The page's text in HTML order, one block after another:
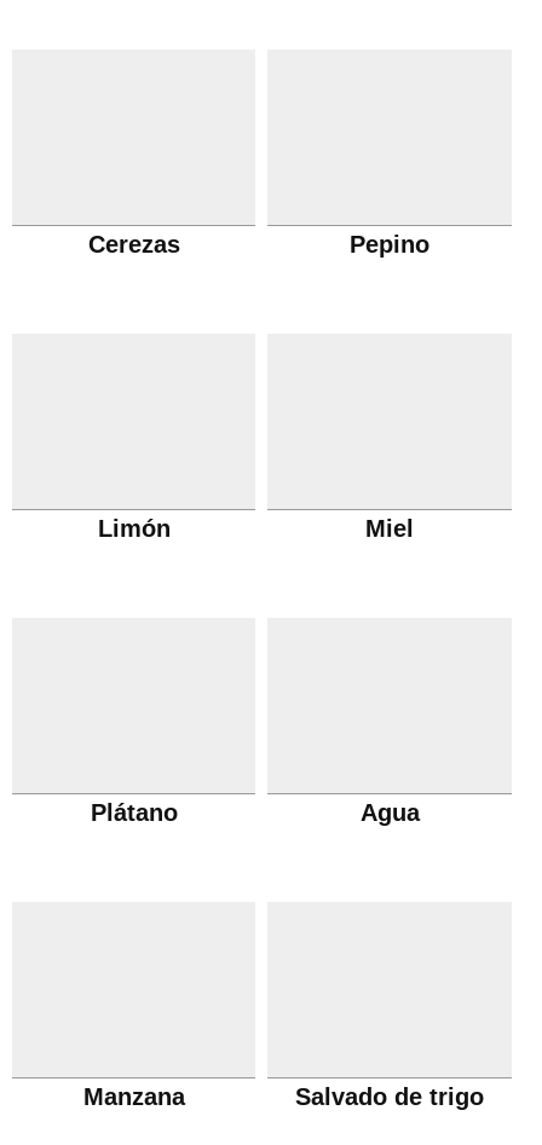
Cerezas Pepino
Limón Miel
Plátano Agua
Manzana Salvado de trigo